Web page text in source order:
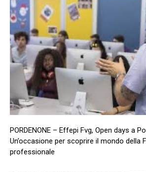
PORDENONE – Effepi Fvg, Open days a
Un’occasione per scoprire il mondo della
professionale